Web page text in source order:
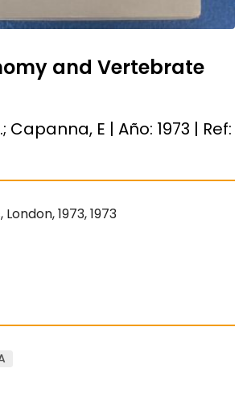
and Vertebrate
Capanna, E | Año: 1973 | Ref:
1973, 1973